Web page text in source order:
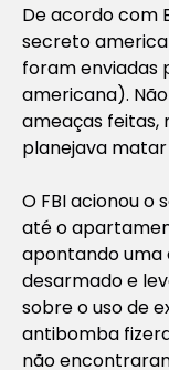
De acordo com
secreto
foram enviadas
americana).
ameaças feitas,
planejava
O FBI acionou
até o
apontando uma
desarmado e
sobre o uso de
antibomba
não